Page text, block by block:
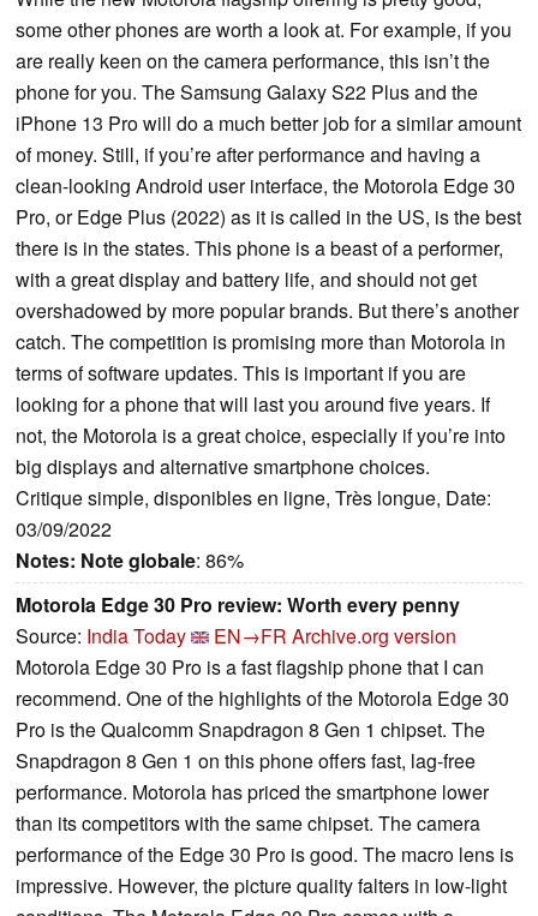
some other phones are worth a look at. For example, if you
are really keen on the camera performance, this isn’t the
phone for you. The Samsung Galaxy S22 Plus and the
iPhone 13 Pro will do a much better job for a similar amount
of money. Still, if you’re after performance and having a
clean-looking Android user interface, the Motorola Edge 30
Pro, or Edge Plus (2022) as it is called in the US, is the best
there is in the states. This phone is a beast of a performer,
with a great display and battery life, and should not get
overshadowed by more popular brands. But there’s another
catch. The competition is promising more than Motorola in
terms of software updates. This is important if you are
looking for a phone that will last you around five years. If
not, the Motorola is a great choice, especially if you’re into
big displays and alternative smartphone choices.
Critique simple, disponibles en ligne, Très longue, Date:
03/09/2022
Notes: Note globale: 86%
Motorola Edge 30 Pro review: Worth every penny
Source: India Today EN→FR Archive.org version
Motorola Edge 30 Pro is a fast flagship phone that I can
recommend. One of the highlights of the Motorola Edge 30
Pro is the Qualcomm Snapdragon 8 Gen 1 chipset. The
Snapdragon 8 Gen 1 on this phone offers fast, lag-free
performance. Motorola has priced the smartphone lower
than its competitors with the same chipset. The camera
performance of the Edge 30 Pro is good. The macro lens is
impressive. However, the picture quality falters in low-light